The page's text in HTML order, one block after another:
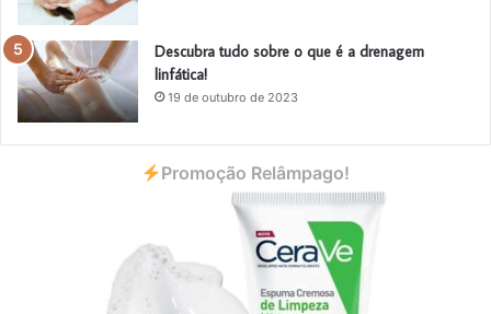
Descubra tudo sobre o que é a drenagem
linfática!
19 de outubro de 2023
Promoção Relâmpago!